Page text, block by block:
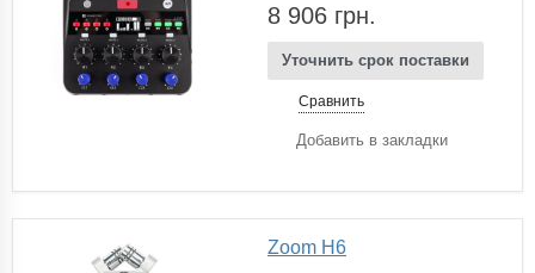
8 906 грн.
Уточнить срок поставки
Сравнить
Добавить в закладки
Zoom H6